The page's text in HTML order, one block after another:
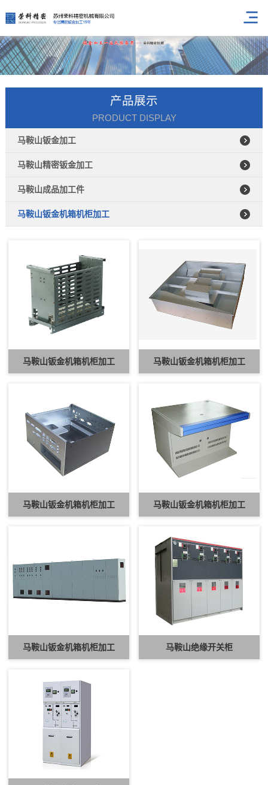
产品展示
PRODUCT DISPLAY
马鞍山钣金加工
马鞍山精密钣金加工
马鞍山成品加工件
马鞍山钣金机箱机柜加工
马鞍山钣金机箱机柜加工 马鞍山钣金机箱机柜加工
马鞍山钣金机箱机柜加工 马鞍山钣金机箱机柜加工
马鞍山钣金机箱机柜加工 马鞍山绝缘开关柜